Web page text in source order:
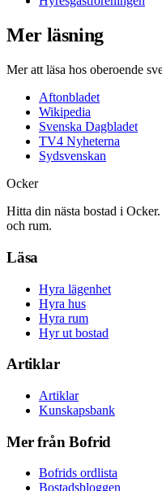
Mer läsning
Mer att läsa hos oberoende
Aftonbladet
Wikipedia
Svenska Dagbladet
TV4 Nyheterna
Sydsvenskan
Ocker
Hitta din nästa bostad i
och rum.
Läsa
Hyra lägenhet
Hyra hus
Hyra rum
Hyr ut bostad
Artiklar
Artiklar
Kunskapsbank
Mer från Bofrid
Bofrids ordlista
Bostadsbloggen